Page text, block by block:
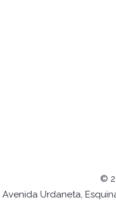
©
Avenida Urdaneta,